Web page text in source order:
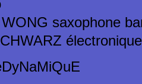
saxophone